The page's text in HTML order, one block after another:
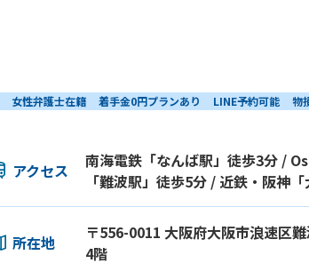
女性弁護士在籍 着手金0円プランあり LINE予約可能 物
アクセス
南海電鉄「なんば駅」徒歩3分 /
「難波駅」徒歩5分 / 近鉄・阪神
所在地
〒556-0011 大阪府大阪市浪速区
4階